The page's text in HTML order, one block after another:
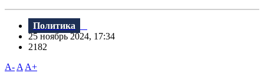
Политика
25 ноябрь 2024, 17:34
2182
A- A A+